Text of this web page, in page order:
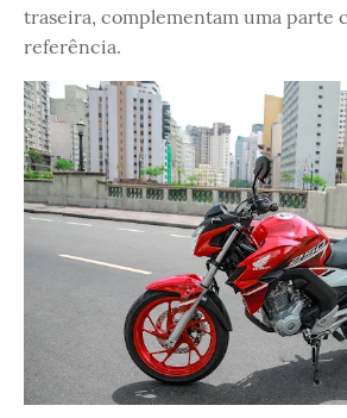
traseira, complementam uma parte
referência.